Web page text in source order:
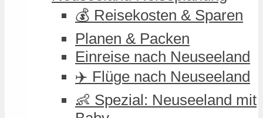
💰 Reisekosten & Sparen
Planen & Packen
Einreise nach Neuseeland
✈️ Flüge nach Neuseeland
👶 Spezial: Neuseeland mit